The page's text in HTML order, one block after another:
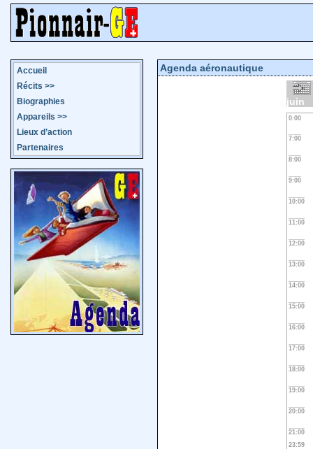
Accueil
Récits >>
Biographies
Appareils >>
Lieux d’action
Partenaires
Agenda aéronautique
juin
0:00
7:00
8:00
9:00
10:00
11:00
12:00
13:00
14:00
15:00
16:00
17:00
18:00
19:00
20:00
21:00
23:59